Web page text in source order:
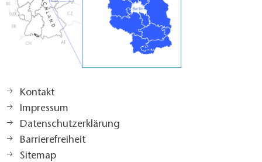
Kontakt
Impressum
Datenschutzerklärung
Barrierefreiheit
Sitemap